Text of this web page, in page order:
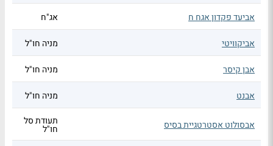
אביעד פקדון אגח ח אג"ח
אביקוויטי מניה חו"ל
אבן קיסר מניה חו"ל
אבנט מניה חו"ל
אבסולוט אסטרטגיית בסיס תעודת סל
חו"ל